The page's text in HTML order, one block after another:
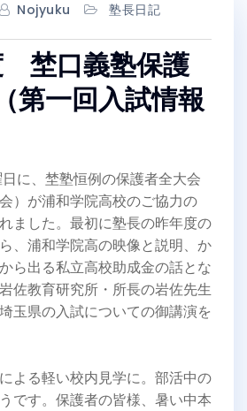
Nojyuku 塾長日記
埜口義塾保護
第一回入試情報
に、埜塾恒例の保護者全大会
）が浦和学院高校のご協力の
ました。最初に塾長の昨年度の
、浦和学院高の映像と説明、か
ら出る私立高校助成金の話とな
佐教育研究所・所長の岩佐先生
玉県の入試についての御講演を
よる軽い校内見学に。部活中の
です。保護者の皆様、暑い中本